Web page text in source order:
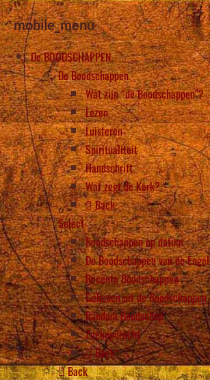
mobile_menu
De BOODSCHAPPEN
De Boodschappen
Wat zijn “de Boodschappen”?
Lezen
Luisteren
Spiritualiteit
Handschrift
Wat zegt de Kerk?
Back
Select
Boodschappen op datum
De Boodschappen van de Engel
Recente Boodschappen
Gebeden uit de Boodschappen
Random Boodschap
Zoekopdracht
Back
Back